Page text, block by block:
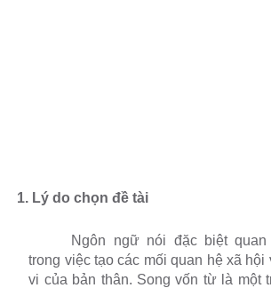
1. Lý do chọn đề tài
Ngôn ngữ nói đặc biệt
trong việc tạo các mối quan hệ xã hội
vi của bản thân. Song vốn từ là một